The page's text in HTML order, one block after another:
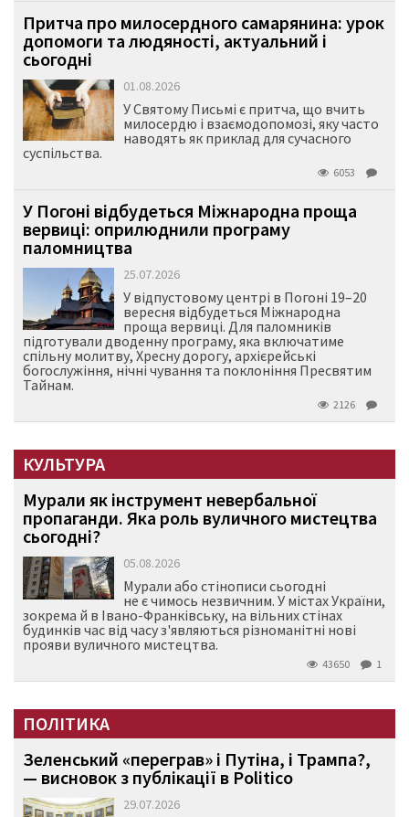
Притча про милосердного самарянина: урок
допомоги та людяності, актуальний і
сьогодні
01.08.2026
У Святому Письмі є притча, що вчить
милосердю і взаємодопомозі, яку часто
наводять як приклад для сучасного
суспільства.
6053
У Погоні відбудеться Міжнародна проща
вервиці: оприлюднили програму
паломництва
25.07.2026
У відпустовому центрі в Погоні 19–20
вересня відбудеться Міжнародна
проща вервиці. Для паломників
підготували дводенну програму, яка включатиме
спільну молитву, Хресну дорогу, архієрейські
богослужіння, нічні чування та поклоніння Пресвятим
Тайнам.
2126
КУЛЬТУРА
Мурали як інструмент невербальної
пропаганди. Яка роль вуличного мистецтва
сьогодні?
05.08.2026
Мурали або стінописи сьогодні
не є чимось незвичним. У містах України,
зокрема й в Івано-Франківську, на вільних стінах
будинків час від часу з'являються різноманітні нові
прояви вуличного мистецтва.
43650 1
ПОЛІТИКА
Зеленський «переграв» і Путіна, і Трампа?,
— висновок з публікації в Politico
29.07.2026